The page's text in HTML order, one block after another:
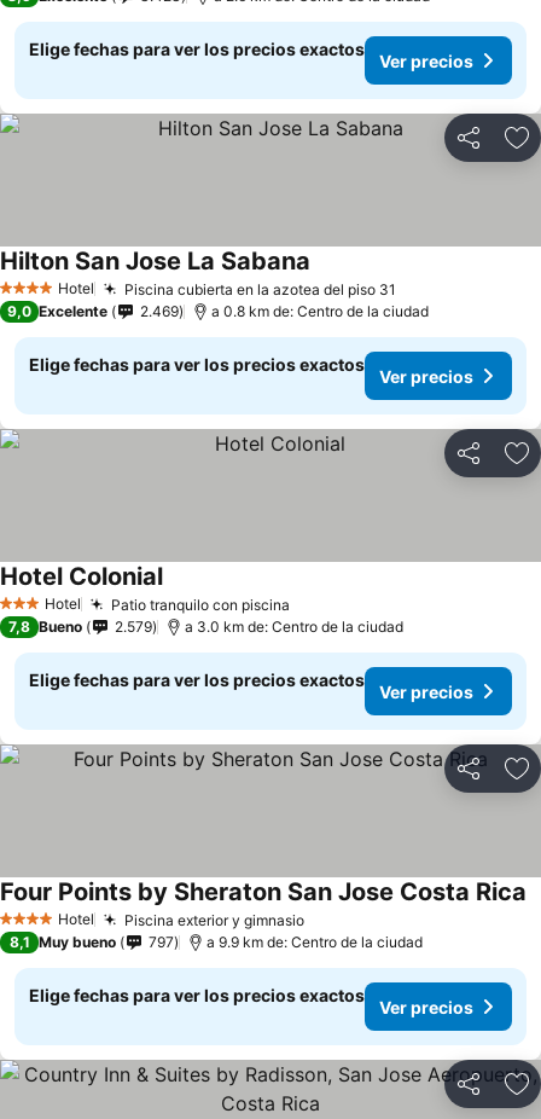
Elige fechas para ver los precios exactos
Ver precios
Compartir
4 EstrellasHotel Piscina cubierta en la azotea del piso 31
Hilton San Jose La Sabana
9,0 Excelente 2.469 a 0.8 km de: Centro de la ciudad
Elige fechas para ver los precios exactos
Ver precios
Compartir
3 Estrellas
Hotel Patio tranquilo con piscina
Hotel Colonial
7,8 Bueno 2.579 a 3.0 km de: Centro de la ciudad
Elige fechas para ver los precios exactos
Ver precios
Compartir
4 EstrellasHotel Piscina exterior y gimnasio
Four Points by Sheraton San Jose Costa Rica
8,1 Muy bueno 797 a 9.9 km de: Centro de la ciudad
Elige fechas para ver los precios exactos
Ver precios
Compartir